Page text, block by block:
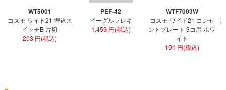
WT5001
コスモ ワイド21 埋込ス
イッチB 片切
203 円(税込)
PEF-42
イーグルフレキ
1,459 円(税込)
WTF7003W
コスモ ワイド21 コンセ
ントプレート 3コ用 ホワ
イト
191 円(税込)